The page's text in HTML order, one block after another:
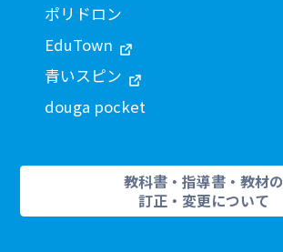
ポリドロン
EduTown
青いスピン
douga pocket
教科書・指導書・教材の
訂正・変更について